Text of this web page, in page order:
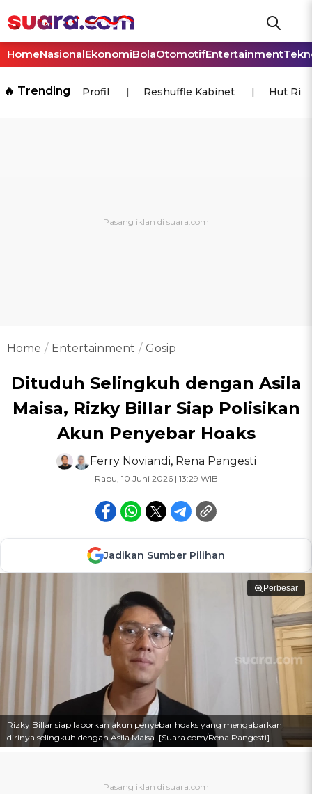
HomeNasionalEkonomiBolaOtomotifEntertainment
🔥 Trending Profil Reshuffle Kabinet Hut Ri
Home Entertainment Gosip
Dituduh Selingkuh dengan Asila
Maisa, Rizky Billar Siap Polisikan
Akun Penyebar Hoaks
Ferry Noviandi, Rena Pangesti
Rabu, 10 Juni 2026 | 13:29 WIB
Jadikan Sumber Pilihan
Perbesar
Rizky Billar siap laporkan akun penyebar hoaks yang mengabarkan
dirinya selingkuh dengan Asila Maisa. [Suara.com/Rena Pangesti]